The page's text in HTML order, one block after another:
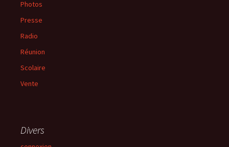
Photos
Presse
Radio
Réunion
Scolaire
Vente
Divers